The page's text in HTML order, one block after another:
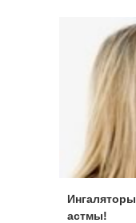
воспаления
снятие
астмы!